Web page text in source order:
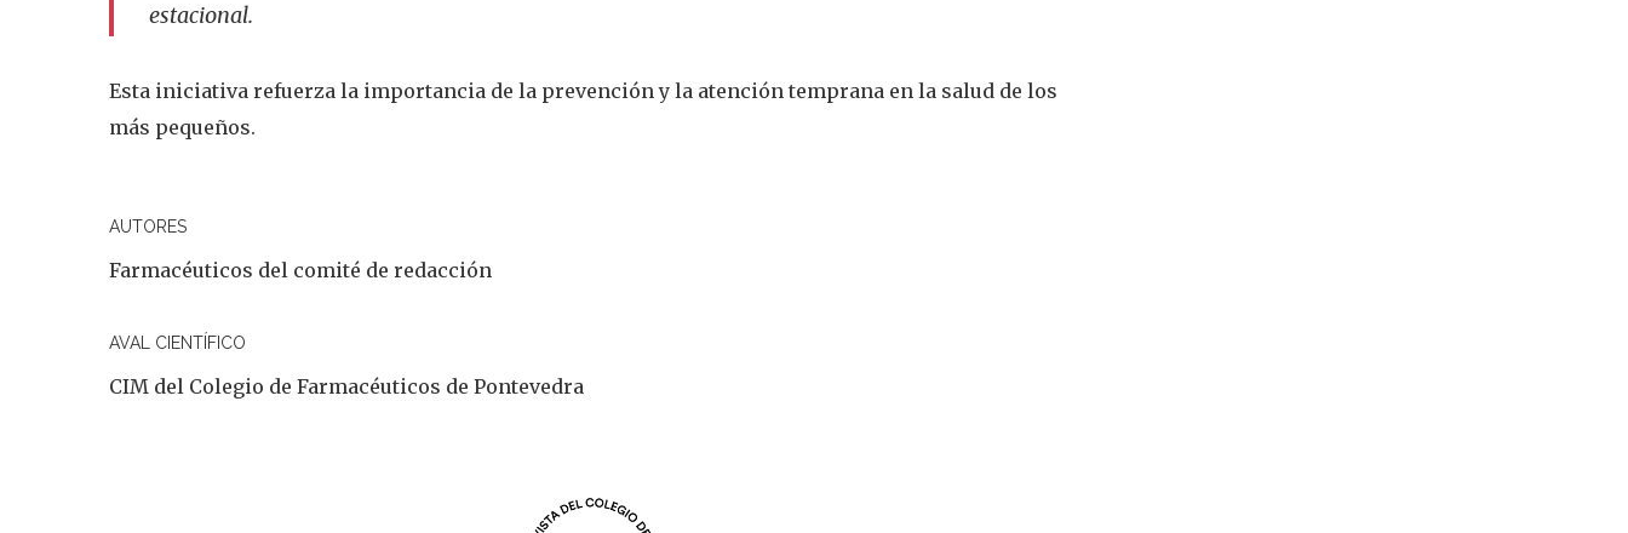
estacional.
Esta iniciativa refuerza la importancia de la prevención y la atención temprana en la salud de los
más pequeños.
AUTORES
Farmacéuticos del comité de redacción
AVAL CIENTÍFICO
CIM del Colegio de Farmacéuticos de Pontevedra